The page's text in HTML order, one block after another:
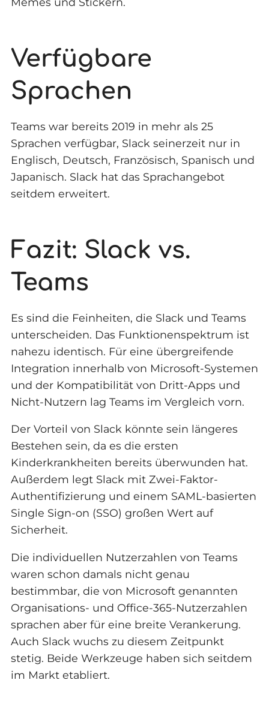
Verfügbare
Sprachen
Teams war bereits 2019 in mehr als 25
Sprachen verfügbar, Slack seinerzeit nur in
Englisch, Deutsch, Französisch, Spanisch und
Japanisch. Slack hat das Sprachangebot
seitdem erweitert.
Fazit: Slack vs.
Teams
Es sind die Feinheiten, die Slack und Teams
unterscheiden. Das Funktionenspektrum ist
nahezu identisch. Für eine übergreifende
Integration innerhalb von Microsoft-Systemen
und der Kompatibilität von Dritt-Apps und
Nicht-Nutzern lag Teams im Vergleich vorn.
Der Vorteil von Slack könnte sein längeres
Bestehen sein, da es die ersten
Kinderkrankheiten bereits überwunden hat.
Außerdem legt Slack mit Zwei-Faktor-
Authentifizierung und einem SAML-basierten
Single Sign-on (SSO) großen Wert auf
Sicherheit.
Die individuellen Nutzerzahlen von Teams
waren schon damals nicht genau
bestimmbar, die von Microsoft genannten
Organisations- und Office-365-Nutzerzahlen
sprachen aber für eine breite Verankerung.
Auch Slack wuchs zu diesem Zeitpunkt
stetig. Beide Werkzeuge haben sich seitdem
im Markt etabliert.